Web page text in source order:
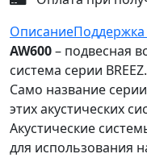
ОписаниеПоддержка
AW600– подвесная
система серии BREEZ.
Само название
этих акустических
Акустические
для использования